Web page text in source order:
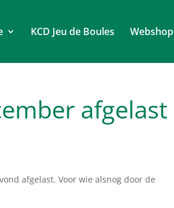
KCD Jeu de Boules Webshop
afgelast
afgelast. Voor wie alsnog door de